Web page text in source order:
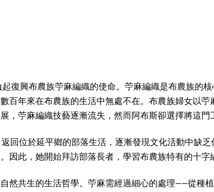
復興布農族苧麻編織的使命。苧麻編織是布農族的
百年來在布農族的生活中無處不在。布農族婦女以
苧麻編織技藝逐漸流失，然而阿布斯卻選擇將這門
回位於延平鄉的部落生活，逐漸發現文化活動中缺
此，她開始拜訪部落長者，學習布農族特有的十字
然共生的生活哲學。苧麻需經過細心的處理——從種